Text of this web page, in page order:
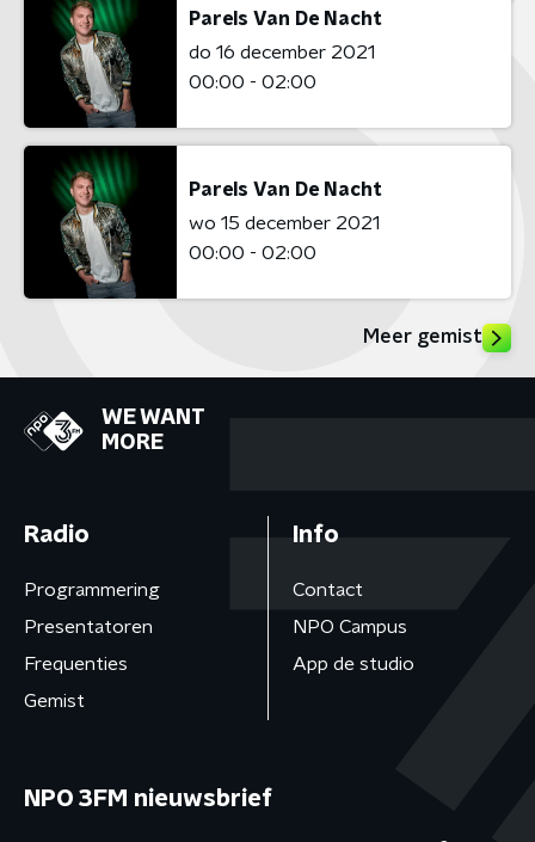
Parels Van De Nacht
do 16 december 2021
00:00 - 02:00
Parels Van De Nacht
wo 15 december 2021
00:00 - 02:00
Meer gemist
WE WANT
MORE
Radio
Programmering
Presentatoren
Frequenties
Gemist
Info
Contact
NPO Campus
App de studio
NPO 3FM nieuwsbrief